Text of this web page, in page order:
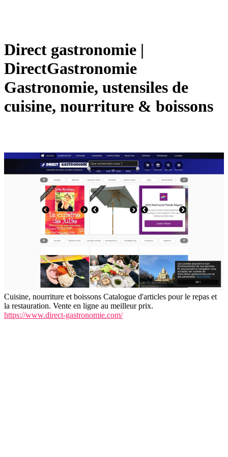
Direct gastronomie |
DirectGastronomie
Gastronomie, ustensiles de
cuisine, nourriture & boissons
Cuisine, nourriture et boissons Catalogue d'articles pour le repas et
la restauration. Vente en ligne au meilleur prix.
https://www.direct-gastronomie.com/